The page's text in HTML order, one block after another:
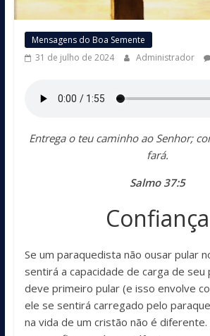
Mensagens do Boa Semente
31 de julho de 2024
Administrador
Entrega o teu caminho ao Senhor;
fará.
Salmo 37:5
Confiança
Se um paraquedista não ousar pular
sentirá a capacidade de carga de seu
deve primeiro pular (e isso envolve
ele se sentirá carregado pelo
na vida de um cristão não é diferente.